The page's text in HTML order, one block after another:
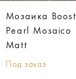
Мозаика Boost
Pearl Mosaico
Matt
Под заказ